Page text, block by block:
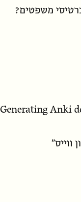
משפטים?
Generating Anki
ווייס”